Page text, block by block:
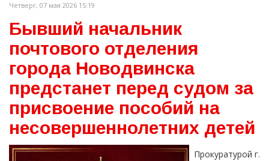
Четверг, 07 мая 2026 15:19
Бывший начальник
почтового отделения
города Новодвинска
предстанет перед судом за
присвоение пособий на
несовершеннолетних детей
Прокуратурой г.